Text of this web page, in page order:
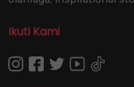
Ikuti Kami